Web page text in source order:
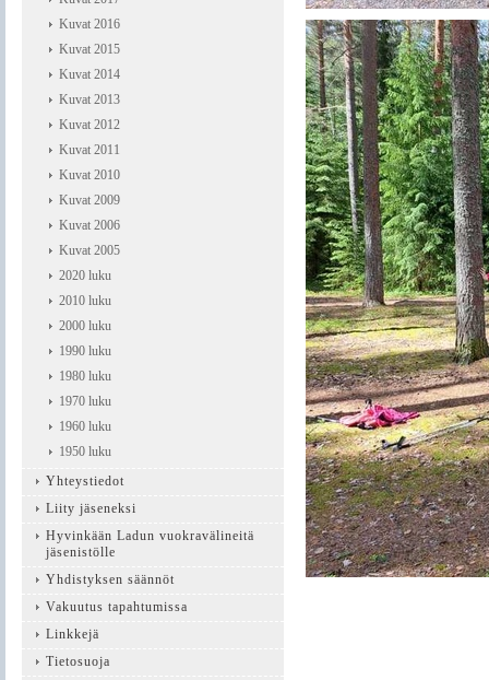
Kuvat 2016
Kuvat 2015
Kuvat 2014
Kuvat 2013
Kuvat 2012
Kuvat 2011
Kuvat 2010
Kuvat 2009
Kuvat 2006
Kuvat 2005
2020 luku
2010 luku
2000 luku
1990 luku
1980 luku
1970 luku
1960 luku
1950 luku
Yhteystiedot
Liity jäseneksi
Hyvinkään Ladun vuokravälineitä
jäsenistölle
Yhdistyksen säännöt
Vakuutus tapahtumissa
Linkkejä
Tietosuoja